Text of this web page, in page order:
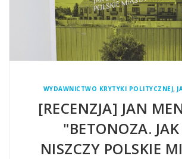
WYDAWNICTWO KRYTYKI POLITYCZNEJ,
[RECENZJA] JAN
"BETONOZA. JAK
NISZCZY POLSKIE